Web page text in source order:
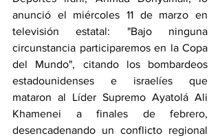
anunció el miércoles 11 de marzo en
televisión estatal: "Bajo ninguna
circunstancia participaremos en la Copa
del Mundo", citando los bombardeos
estadounidenses e israelíes que
mataron al Líder Supremo Ayatolá Ali
Khamenei a finales de febrero,
desencadenando un conflicto regional